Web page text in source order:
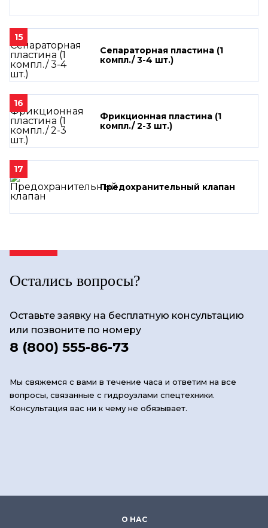
15
Сепараторная пластина (1
компл./ 3-4 шт.)
16
Фрикционная пластина (1
компл./ 2-3 шт.)
17
Предохранительный клапан
Остались вопросы?
Оставьте заявку на бесплатную консультацию
или позвоните по номеру
8 (800) 555-86-73
Мы свяжемся с вами в течение часа и ответим на все
вопросы, связанные с гидроузлами спецтехники.
Консультация вас ни к чему не обязывает.
О НАС